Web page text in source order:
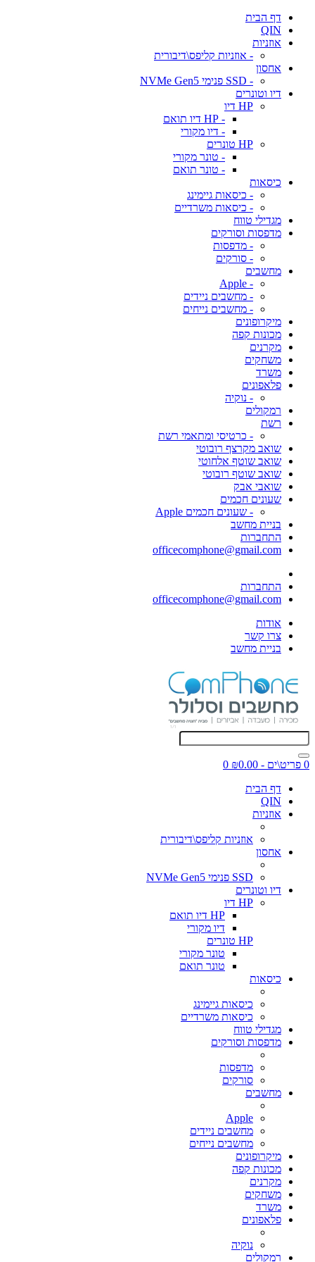
דף הבית
QIN
אוזניות
- אוזניות קליפס\דיבורית
אחסון
- SSD פנימי NVMe Gen5
דיו וטונרים
HP דיו
- HP דיו תואם
- דיו מקורי
HP טונרים
- טונר מקורי
- טונר תואם
כיסאות
- כיסאות גיימינג
- כיסאות משרדיים
מגדילי טווח
מדפסות וסורקים
- מדפסות
- סורקים
מחשבים
- Apple
- מחשבים ניידים
- מחשבים נייחים
מיקרופונים
מכונות קפה
מקרנים
משחקים
משרד
פלאפונים
- נוקיה
רמקולים
רשת
- כרטיסי ומתאמי רשת
שואב מקרצף רובוטי
שואב שוטף אלחוטי
שואב שוטף רובוטי
שואבי אבק
שעונים חכמים
- שעונים חכמים Apple
בניית מחשב
התחברות
officecomphone@gmail.com
התחברות
officecomphone@gmail.com
אודות
צרו קשר
בניית מחשב
0 פריט\ים - ₪0.00
0
דף הבית
QIN
אוזניות
אוזניות קליפס\דיבורית
אחסון
SSD פנימי NVMe Gen5
דיו וטונרים
HP דיו
HP דיו תואם
דיו מקורי
HP טונרים
טונר מקורי
טונר תואם
כיסאות
כיסאות גיימינג
כיסאות משרדיים
מגדילי טווח
מדפסות וסורקים
מדפסות
סורקים
מחשבים
Apple
מחשבים ניידים
מחשבים נייחים
מיקרופונים
מכונות קפה
מקרנים
משחקים
משרד
פלאפונים
נוקיה
רמקולים